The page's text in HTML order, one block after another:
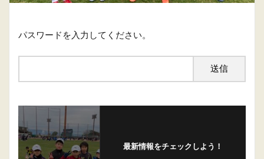
パスワードを入力してください。
最新情報をチェックしよう！